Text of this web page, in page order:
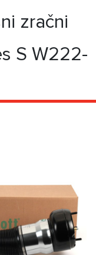
zračni
S W222-